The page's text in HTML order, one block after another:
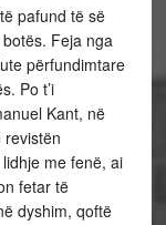
pafund të së
Feja nga
përfundimtare
Po t’i
Kant, në
revistën
me fenë, ai
fetar të
dyshim, qoftë